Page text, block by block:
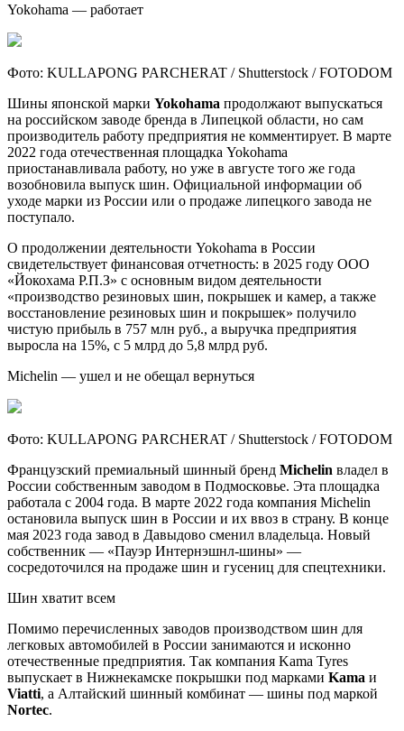
Yokohama — работает
Фото: KULLAPONG PARCHERAT / Shutterstock / FOTODOM
Шины японской марки Yokohama продолжают выпускаться
на российском заводе бренда в Липецкой области, но сам
производитель работу предприятия не комментирует. В марте
2022 года отечественная площадка Yokohama
приостанавливала работу, но уже в августе того же года
возобновила выпуск шин. Официальной информации об
уходе марки из России или о продаже липецкого завода не
поступало.
О продолжении деятельности Yokohama в России
свидетельствует финансовая отчетность: в 2025 году ООО
«Йокохама Р.П.З» с основным видом деятельности
«производство резиновых шин, покрышек и камер, а также
восстановление резиновых шин и покрышек» получило
чистую прибыль в 757 млн руб., а выручка предприятия
выросла на 15%, с 5 млрд до 5,8 млрд руб.
Michelin — ушел и не обещал вернуться
Фото: KULLAPONG PARCHERAT / Shutterstock / FOTODOM
Французский премиальный шинный бренд Michelin владел в
России собственным заводом в Подмосковье. Эта площадка
работала с 2004 года. В марте 2022 года компания Michelin
остановила выпуск шин в России и их ввоз в страну. В конце
мая 2023 года завод в Давыдово сменил владельца. Новый
собственник — «Пауэр Интернэшнл-шины» —
сосредоточился на продаже шин и гусениц для спецтехники.
Шин хватит всем
Помимо перечисленных заводов производством шин для
легковых автомобилей в России занимаются и исконно
отечественные предприятия. Так компания Kama Tyres
выпускает в Нижнекамске покрышки под марками Kama и
Viatti, а Алтайский шинный комбинат — шины под маркой
Nortec.